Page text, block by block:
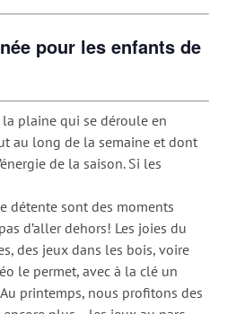
pour les enfants de
plaine qui se déroule en
au long de la semaine et dont
de la saison. Si les
détente sont des moments
d’aller dehors! Les joies du
des jeux dans les bois, voire
le permet, avec à la clé un
printemps, nous profitons des